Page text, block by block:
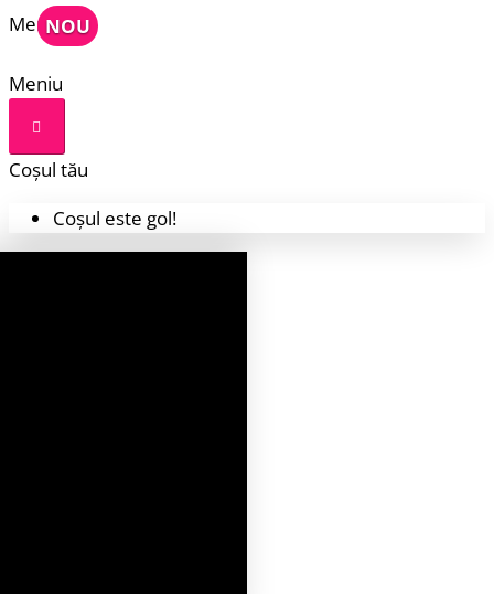
Meniu
Meniu
Coșul tău
Coșul este gol!
NOU